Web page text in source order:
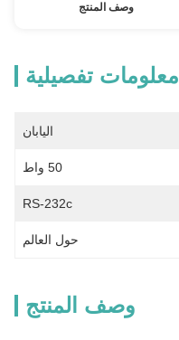
وصف المنتج
معلومات تفصيلية
اليابان
50 واط
RS-232c
حول العالم
وصف المنتج